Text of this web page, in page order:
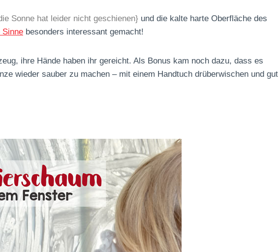
Sonne hat leider nicht geschienen} und die kalte harte Oberfläche des
besonders interessant gemacht!
ihre Hände haben ihr gereicht. Als Bonus kam noch dazu, dass es
wieder sauber zu machen – mit einem Handtuch drüberwischen und gut